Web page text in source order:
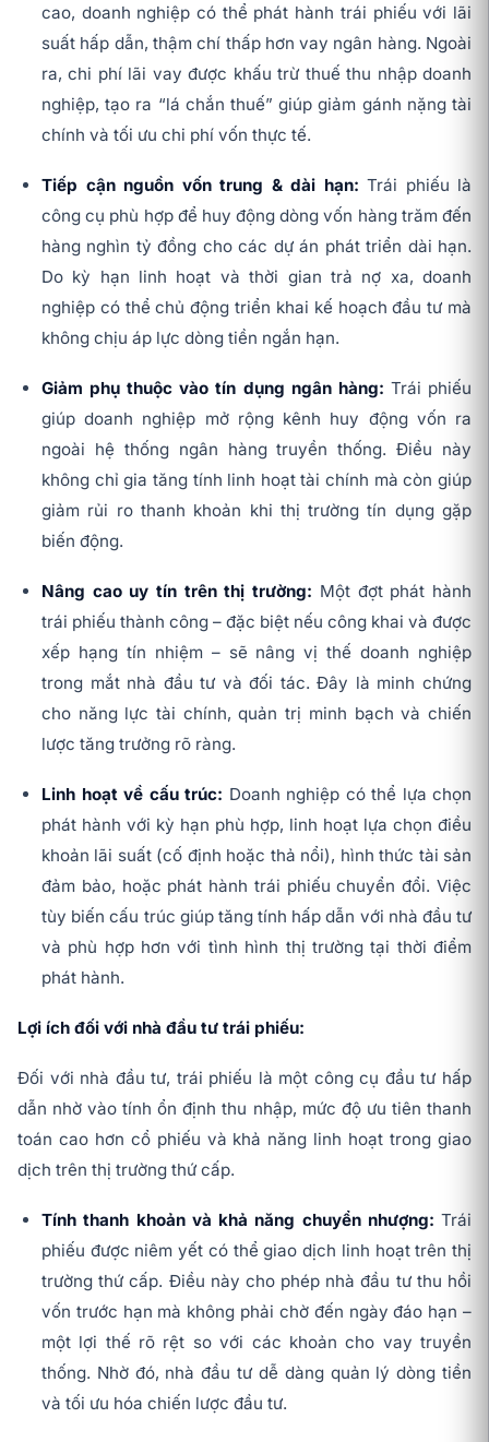
cao, doanh nghiệp có thể phát hành trái phiếu với lãi
suất hấp dẫn, thậm chí thấp hơn vay ngân hàng. Ngoài
ra, chi phí lãi vay được khấu trừ thuế thu nhập doanh
nghiệp, tạo ra “lá chắn thuế” giúp giảm gánh nặng tài
chính và tối ưu chi phí vốn thực tế.
Tiếp cận nguồn vốn trung & dài hạn: Trái phiếu là
công cụ phù hợp để huy động dòng vốn hàng trăm đến
hàng nghìn tỷ đồng cho các dự án phát triển dài hạn.
Do kỳ hạn linh hoạt và thời gian trả nợ xa, doanh
nghiệp có thể chủ động triển khai kế hoạch đầu tư mà
không chịu áp lực dòng tiền ngắn hạn.
Giảm phụ thuộc vào tín dụng ngân hàng: Trái phiếu
giúp doanh nghiệp mở rộng kênh huy động vốn ra
ngoài hệ thống ngân hàng truyền thống. Điều này
không chỉ gia tăng tính linh hoạt tài chính mà còn giúp
giảm rủi ro thanh khoản khi thị trường tín dụng gặp
biến động.
Nâng cao uy tín trên thị trường: Một đợt phát hành
trái phiếu thành công – đặc biệt nếu công khai và được
xếp hạng tín nhiệm – sẽ nâng vị thế doanh nghiệp
trong mắt nhà đầu tư và đối tác. Đây là minh chứng
cho năng lực tài chính, quản trị minh bạch và chiến
lược tăng trưởng rõ ràng.
Linh hoạt về cấu trúc: Doanh nghiệp có thể lựa chọn
phát hành với kỳ hạn phù hợp, linh hoạt lựa chọn điều
khoản lãi suất (cố định hoặc thả nổi), hình thức tài sản
đảm bảo, hoặc phát hành trái phiếu chuyển đổi. Việc
tùy biến cấu trúc giúp tăng tính hấp dẫn với nhà đầu tư
và phù hợp hơn với tình hình thị trường tại thời điểm
phát hành.
Lợi ích đối với nhà đầu tư trái phiếu:
Đối với nhà đầu tư, trái phiếu là một công cụ đầu tư hấp
dẫn nhờ vào tính ổn định thu nhập, mức độ ưu tiên thanh
toán cao hơn cổ phiếu và khả năng linh hoạt trong giao
dịch trên thị trường thứ cấp.
Tính thanh khoản và khả năng chuyển nhượng: Trái
phiếu được niêm yết có thể giao dịch linh hoạt trên thị
trường thứ cấp. Điều này cho phép nhà đầu tư thu hồi
vốn trước hạn mà không phải chờ đến ngày đáo hạn –
một lợi thế rõ rệt so với các khoản cho vay truyền
thống. Nhờ đó, nhà đầu tư dễ dàng quản lý dòng tiền
và tối ưu hóa chiến lược đầu tư.